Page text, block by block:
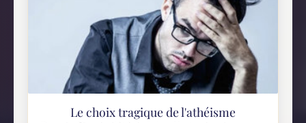
Le choix tragique de l'athéisme